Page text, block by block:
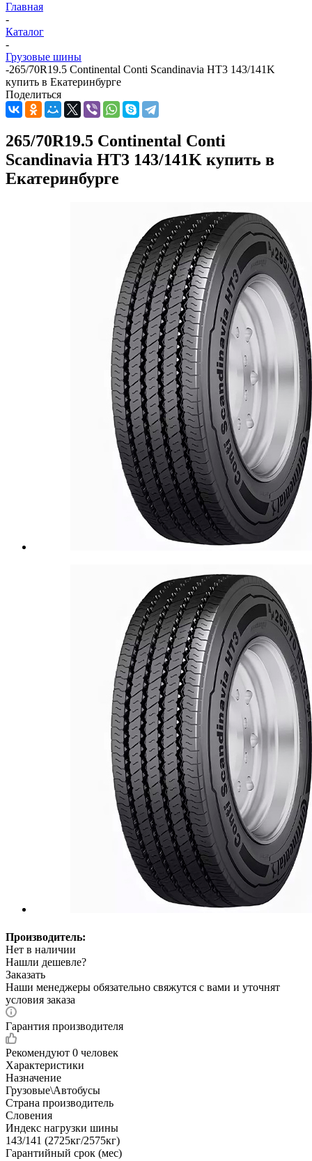
Главная
-
Каталог
-
Грузовые шины
-265/70R19.5 Continental Conti Scandinavia HT3 143/141K
купить в Екатеринбурге
Поделиться
265/70R19.5 Continental Conti
Scandinavia HT3 143/141K купить в
Екатеринбурге
Производитель:
Нет в наличии
Нашли дешевле?
Заказать
Наши менеджеры обязательно свяжутся с вами и уточнят
условия заказа
Гарантия производителя
Рекомендуют 0 человек
Характеристики
Назначение
Грузовые\Автобусы
Страна производитель
Словения
Индекс нагрузки шины
143/141 (2725кг/2575кг)
Гарантийный срок (мес)